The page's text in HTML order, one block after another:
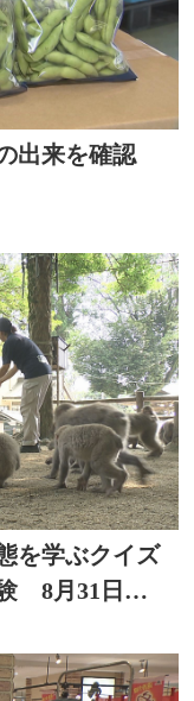
出来を確認
を学ぶクイズ
8月31日ま